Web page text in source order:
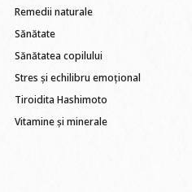
Remedii naturale
Sănătate
Sănătatea copilului
Stres și echilibru emoțional
Tiroidita Hashimoto
Vitamine și minerale